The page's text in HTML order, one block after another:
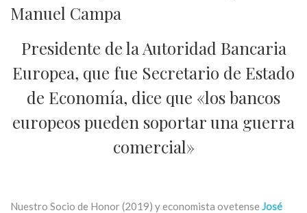
Manuel Campa
Presidente de la Autoridad Bancaria
Europea, que fue Secretario de Estado
de Economía, dice que «los bancos
europeos pueden soportar una guerra
comercial»
Nuestro Socio de Honor (2019) y economista ovetense José